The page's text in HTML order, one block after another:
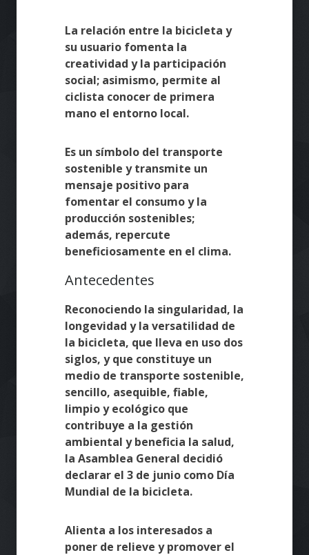
La relación entre la bicicleta y
su usuario fomenta la
creatividad y la participación
social; asimismo, permite al
ciclista conocer de primera
mano el entorno local.
Es un símbolo del transporte
sostenible y transmite un
mensaje positivo para
fomentar el consumo y la
producción sostenibles;
además, repercute
beneficiosamente en el clima.
Antecedentes
Reconociendo la singularidad, la
longevidad y la versatilidad de
la bicicleta, que lleva en uso dos
siglos, y que constituye un
medio de transporte sostenible,
sencillo, asequible, fiable,
limpio y ecológico que
contribuye a la gestión
ambiental y beneficia la salud,
la Asamblea General decidió
declarar el 3 de junio como Día
Mundial de la bicicleta.
Alienta a los interesados a
poner de relieve y promover el